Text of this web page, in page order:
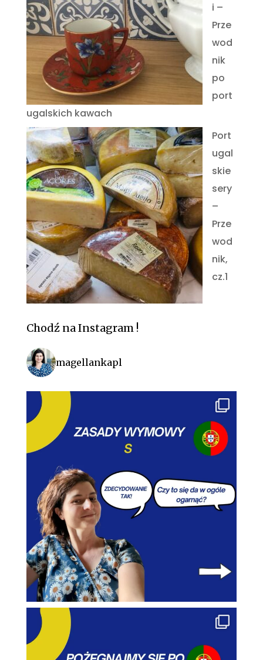
i –
Prze
wod
nik
po
port
ugalskich kawach
Port
ugal
skie
sery
–
Prze
wod
nik,
cz.1
Chodź na Instagram !
magellankapl